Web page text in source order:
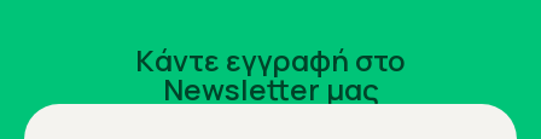
Kάντε εγγραφή στο
Newsletter μας